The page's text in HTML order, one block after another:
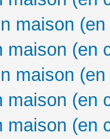
maison
maison (en
maison
maison (en
maison (en